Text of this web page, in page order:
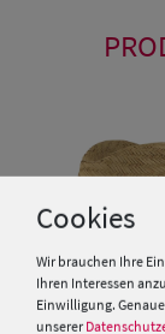
Cookies
Wir brauchen Ihre
Ihren Interessen
Einwilligung.
unserer